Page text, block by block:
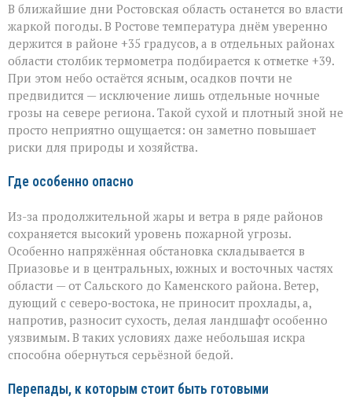
В ближайшие дни Ростовская область останется во власти
жаркой погоды. В Ростове температура днём уверенно
держится в районе +35 градусов, а в отдельных районах
области столбик термометра подбирается к отметке +39.
При этом небо остаётся ясным, осадков почти не
предвидится — исключение лишь отдельные ночные
грозы на севере региона. Такой сухой и плотный зной не
просто неприятно ощущается: он заметно повышает
риски для природы и хозяйства.
Где особенно опасно
Из-за продолжительной жары и ветра в ряде районов
сохраняется высокий уровень пожарной угрозы.
Особенно напряжённая обстановка складывается в
Приазовье и в центральных, южных и восточных частях
области — от Сальского до Каменского района. Ветер,
дующий с северо‑востока, не приносит прохлады, а,
напротив, разносит сухость, делая ландшафт особенно
уязвимым. В таких условиях даже небольшая искра
способна обернуться серьёзной бедой.
Перепады, к которым стоит быть готовыми